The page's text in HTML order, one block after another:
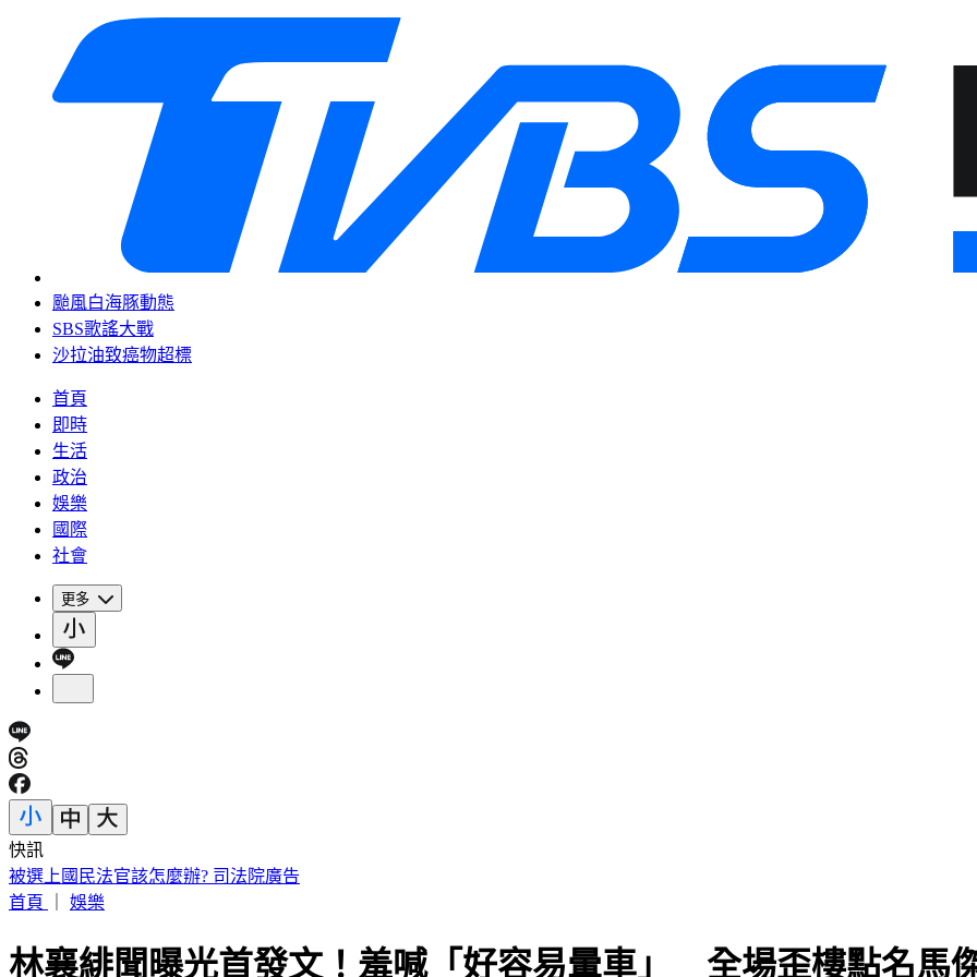
颱風白海豚動態
SBS歌謠大戰
沙拉油致癌物超標
首頁
即時
生活
政治
娛樂
國際
社會
更多
快訊
IU無預警召喚前男友 韓網替「她」心疼：很不舒服
首頁
娛樂
林襄緋聞曝光首發文！羞喊「好容易暈車」 全場歪樓點名馬